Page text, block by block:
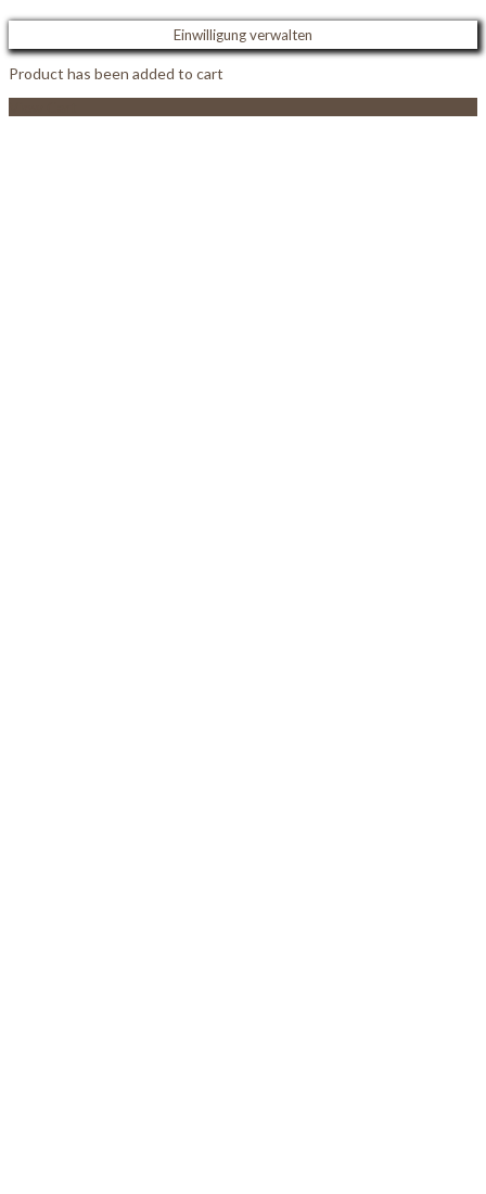
Einwilligung verwalten
Product has been added to cart